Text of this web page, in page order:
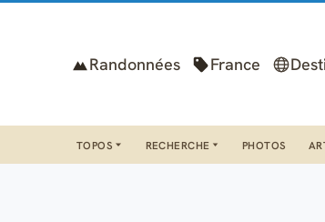
Randonnées France
TOPOS RECHERCHE PHOTOS